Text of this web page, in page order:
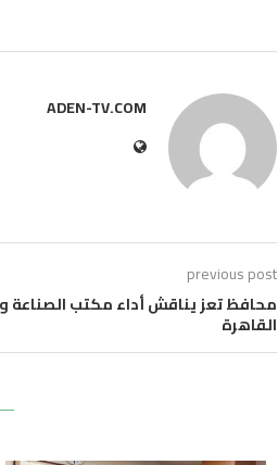
ADEN-TV.COM
previous post
محافظ تعز يناقش أداء مكتب الصناعة
القاهرة